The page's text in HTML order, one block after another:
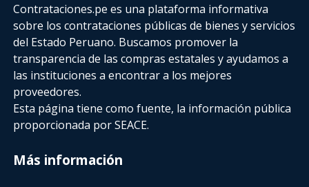
Contrataciones.pe es una plataforma informativa
sobre los contrataciones públicas de bienes y servicios
del Estado Peruano. Buscamos promover la
transparencia de las compras estatalesy ayudamos a
las instituciones a encontrar a los mejores
proveedores.
Esta página tiene como fuente, la información pública
proporcionada por SEACE.
Más información